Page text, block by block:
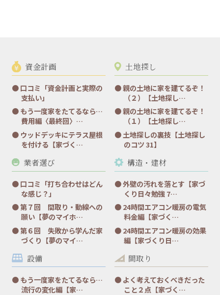
資金計画
口コミ「資金計画と実際の
支払い」
もう一度家をたてるなら…
費用編〈最終回〉…
ウッドデッキにテラス屋根
を付ける【家づく…
土地探し
親の土地に家を建てるぞ！
（２）【土地探し…
親の土地に家を建てるぞ！
（１）【土地探し…
土地探しの裏技【土地探し
のコツ 31】
業者選び
口コミ「打ち合わせはどん
な感じ？」
第７回 間取り・動線への
願い【夢のマイホ…
第６回 失敗から学んだ家
づくり【夢のマイ…
構造・建材
外壁の汚れを落とす【家づ
くり日々勉強 7…
24時間エアコン暖房の電気
料金編【家づく…
24時間エアコン暖房の効果
編【家づくり日…
設備
もう一度家をたてるなら…
流行の変化編【家…
間取り
よく考えておくべきだった
こと２点【家づく…